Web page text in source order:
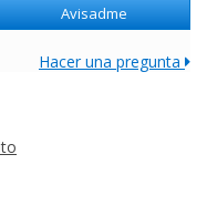
Avisadme
Hacer una pregunta